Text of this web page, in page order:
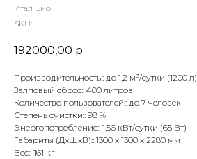
Итал Био
SKU:
192000,00 р.
Производительность:: до 1,2 м³/сутки (1200 л)
Залповый сброс:: 400 литров
Количество пользователей:: до 7 человек
Степень очистки:: 98 %
Энергопотребление:: 1,56 кВт/сутки (65 Вт)
Габариты (ДхШхВ):: 1300 х 1300 х 2280 мм
Вес:: 161 кг